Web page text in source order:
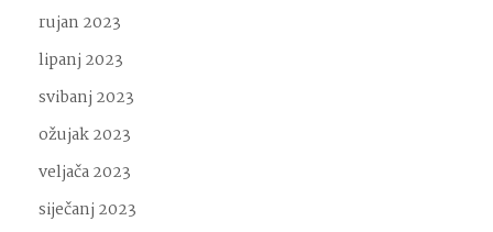
rujan 2023
lipanj 2023
svibanj 2023
ožujak 2023
veljača 2023
siječanj 2023